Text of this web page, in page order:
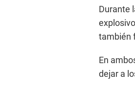
Durante
también
En
dejar a